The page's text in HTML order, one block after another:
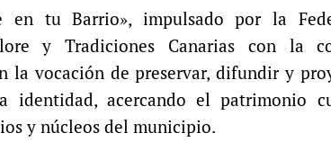
en tu Barrio», impulsado por la
y Tradiciones Canarias con la
la vocación de preservar, difundir y
identidad, acercando el patrimonio
y núcleos del municipio.